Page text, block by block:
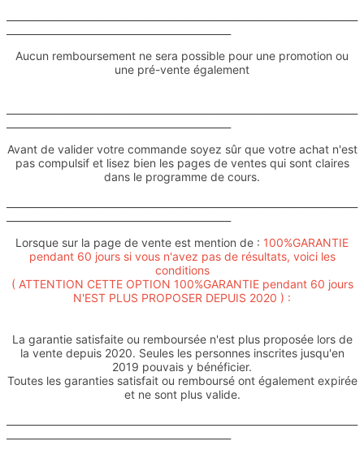
Aucun remboursement ne sera possible pour une promotion ou
une pré-vente également
Avant de valider votre commande soyez sûr que votre achat n'est
pas compulsif et lisez bien les pages de ventes qui sont claires
dans le programme de cours.
Lorsque sur la page de vente est mention de : 100%GARANTIE
pendant 60 jours si vous n'avez pas de résultats, voici les
conditions
( ATTENTION CETTE OPTION 100%GARANTIE pendant 60 jours
N'EST PLUS PROPOSER DEPUIS 2020 ) :
La garantie satisfaite ou remboursée n'est plus proposée lors de
la vente depuis 2020. Seules les personnes inscrites jusqu'en
2019 pouvais y bénéficier.
Toutes les garanties satisfait ou remboursé ont également expirée
et ne sont plus valide.